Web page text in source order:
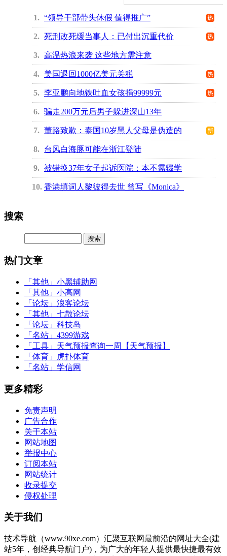
1 “领导干部带头休假 值得推广”
2 死刑改死缓当事人：已付出沉重代价
3 高温热浪来袭 这些地方需注意
4 美国退回1000亿美元关税
5 李亚鹏向地铁吐血女孩捐99999元
6 骗走200万元后男子躲进深山13年
7 董路致歉：泰国10岁黑人父母是伪造的
8 台风白海豚可能在浙江登陆
9 被错换37年女子起诉医院：本不需辍学
10 香港填词人黎彼得去世 曾写《Monica》
搜索
热门文章
「其他」 小黑辅助网
「其他」 小高网
「论坛」 浪客论坛
「其他」 七散论坛
「论坛」 科技岛
「名站」 4399游戏
「工具」 天气预报查询一周【天气预报】
「体育」
虎扑体育
「名站」 学信网
更多精彩
免责声明
广告合作
关于本站
网站地图
举报中心
订阅本站
网站统计
收录提交
侵权处理
关于我们
技术导航（www.90xe.com）汇聚互联网最前沿的网址大全(建
站5年，创经典导航门户)，为广大的年轻人提供最快捷最有效